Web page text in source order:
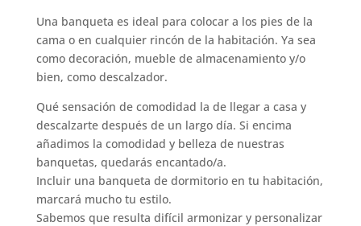
Una banqueta es ideal para colocar a los pies de la
cama o en cualquier rincón de la habitación. Ya sea
como decoración, mueble de almacenamiento y/o
bien, como descalzador.
Qué sensación de comodidad la de llegar a casa y
descalzarte después de un largo día. Si encima
añadimos la comodidad y belleza de nuestras
banquetas, quedarás encantado/a.
Incluir una banqueta de dormitorio en tu habitación,
marcará mucho tu estilo.
Sabemos que resulta difícil armonizar y personalizar